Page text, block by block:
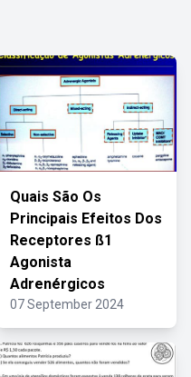
Quais São Os
Principais Efeitos Dos
Receptores ß1
Agonista
Adrenérgicos
07 September 2024